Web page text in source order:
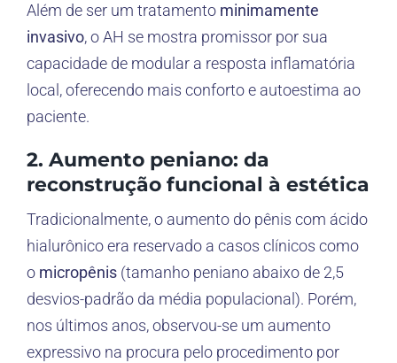
Além de ser um tratamento minimamente
invasivo, o AH se mostra promissor por sua
capacidade de modular a resposta inflamatória
local, oferecendo mais conforto e autoestima ao
paciente.
2. Aumento peniano: da
reconstrução funcional à estética
Tradicionalmente, o aumento do pênis com ácido
hialurônico era reservado a casos clínicos como
o micropênis(tamanho peniano abaixo de 2,5
desvios-padrão da média populacional). Porém,
nos últimos anos, observou-se um aumento
expressivo na procura pelo procedimento por